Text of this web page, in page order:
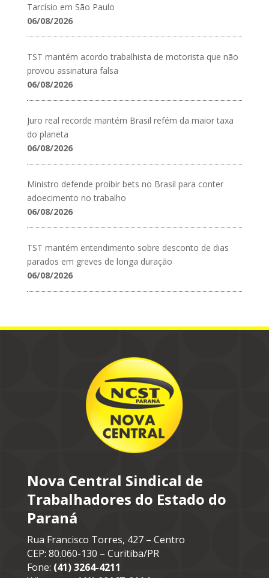
Tarcísio em São Paulo
06/08/2026
TST mantém acordo trabalhista de motorista que não
provou assinatura falsa
06/08/2026
Juro real recorde mantém Brasil refém da maior taxa
do planeta
06/08/2026
Ministro defende proibir bets no Brasil para conter
adoecimento no trabalho
06/08/2026
TST mantém entendimento sobre desconto de dias
parados em greves de longa duração
06/08/2026
Nova Central Sindical de
Trabalhadores do Estado do
Paraná
Rua Francisco Torres, 427 – Centro
CEP: 80.060-130 – Curitiba/PR
Fone: (41) 3264-4211